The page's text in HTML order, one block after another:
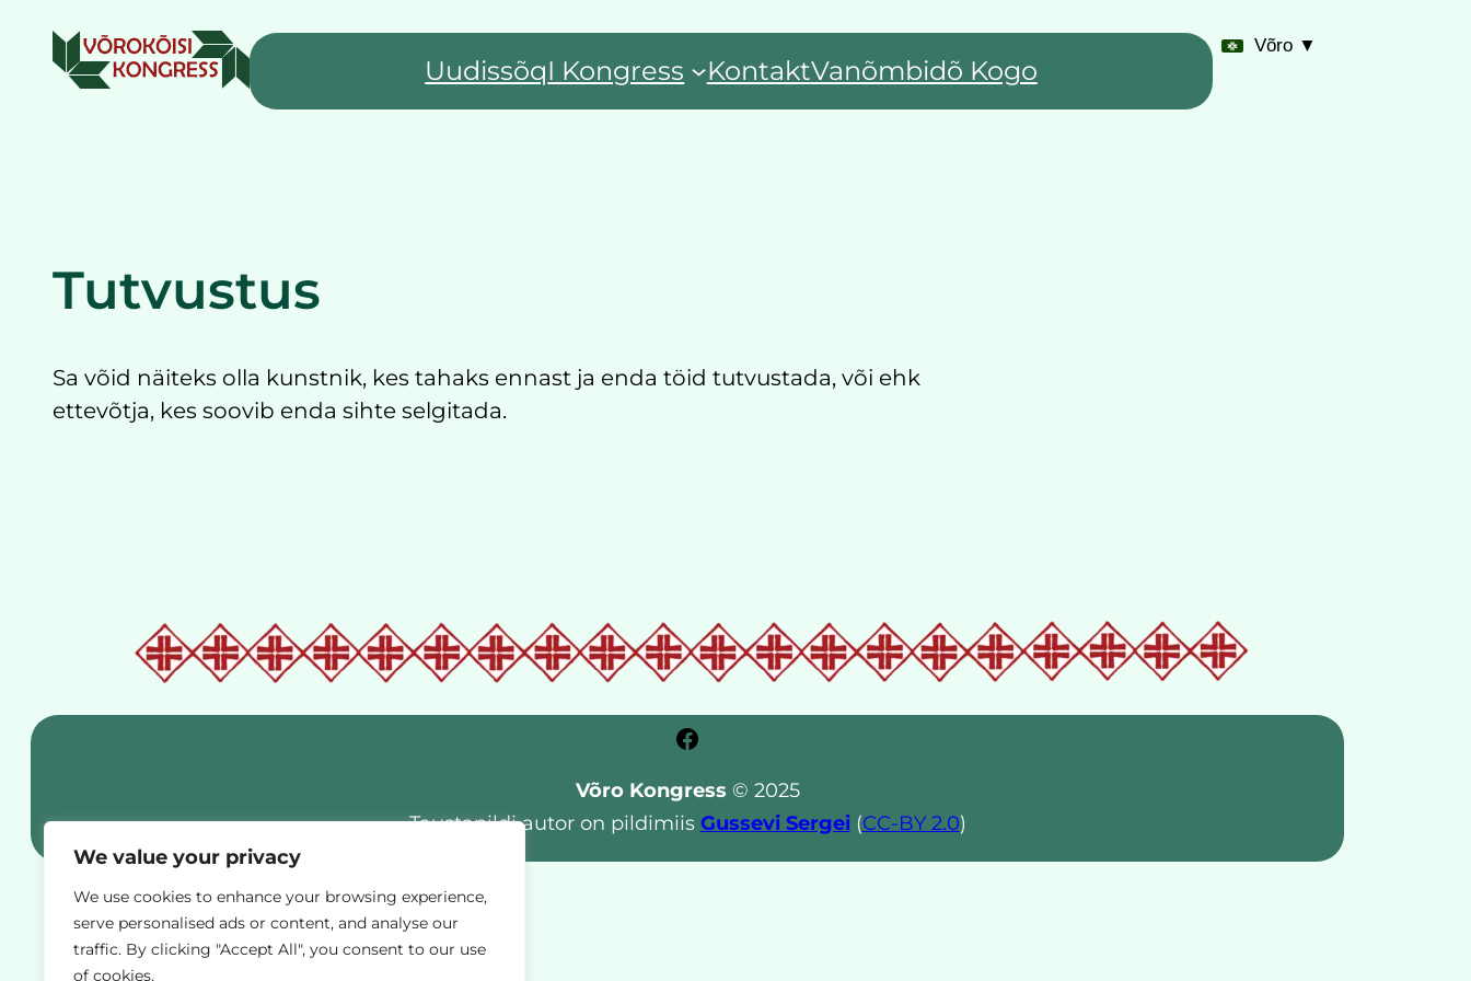
We value your privacy
We use cookies to enhance your browsing experience,
serve personalised ads or content, and analyse our
traffic. By clicking "Accept All", you consent to our use
of cookies.
Liigu
juurde
UudissõqI Kongress KontaktVanõmbidõ Kogo
Võro ▼
Tutvustus
Sa võid näiteks olla kunstnik, kes tahaks ennast ja enda töid tutvustada, või ehk
ettevõtja, kes soovib enda sihte selgitada.
Facebook
Võro Kongress © 2025
Taustapildi autor on pildimiis Gussevi Sergei(CC-BY 2.0)